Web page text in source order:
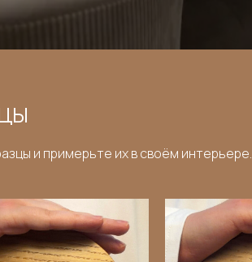
и примерьте их в своём интерьере.